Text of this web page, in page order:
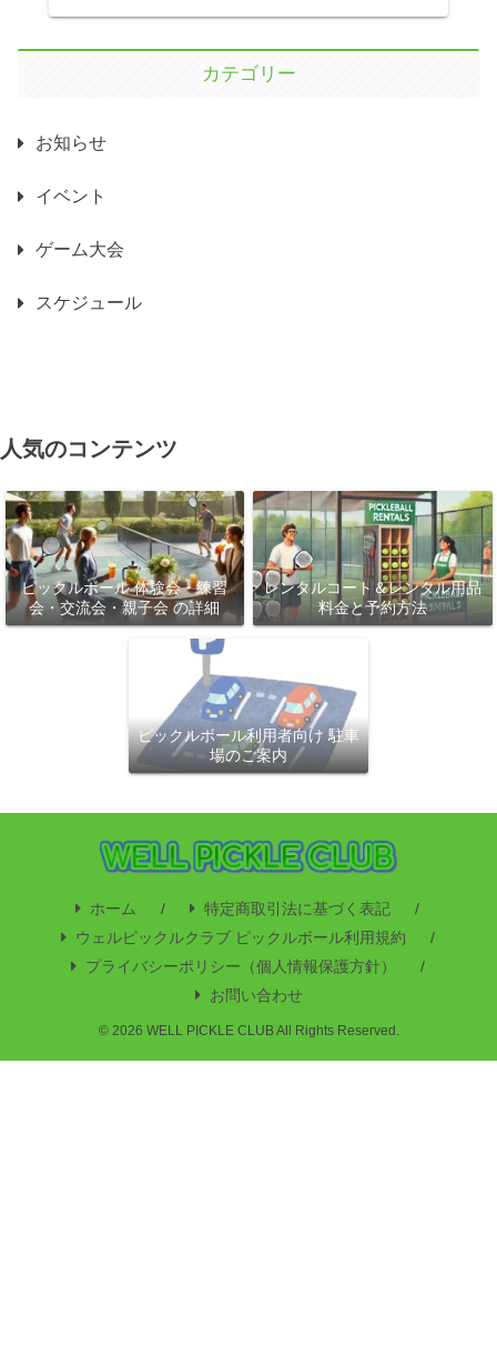
カテゴリー
お知らせ
イベント
ゲーム大会
スケジュール
人気のコンテンツ
ピックルボール 体験会・練習
会・交流会・親子会 の詳細
レンタルコート＆レンタル用品
料金と予約方法
ピックルボール利用者向け 駐車
場のご案内
ホーム
特定商取引法に基づく表記
ウェルピックルクラブ ピックルボール利用規約
プライバシーポリシー（個人情報保護方針）
お問い合わせ
© 2026 WELL PICKLE CLUB All Rights Reserved.